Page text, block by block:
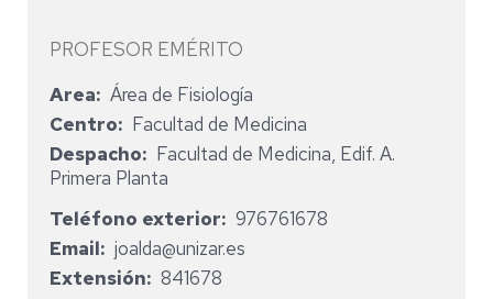
PROFESOR EMÉRITO
Area
Área de Fisiología
Centro
Facultad de Medicina
Despacho
Facultad de Medicina, Edif. A.
Primera Planta
Teléfono exterior
976761678
Email
joalda@unizar.es
Extensión
841678